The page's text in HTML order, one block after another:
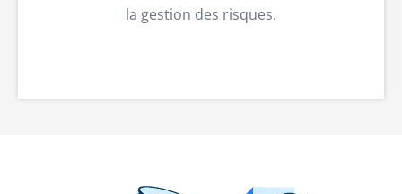
la gestion des risques.